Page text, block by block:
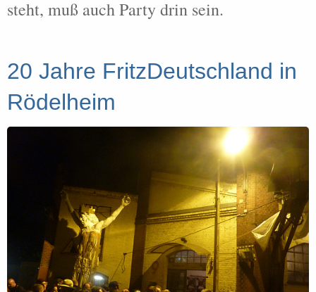
steht, muß auch Party drin sein.
20 Jahre FritzDeutschland in
Rödelheim